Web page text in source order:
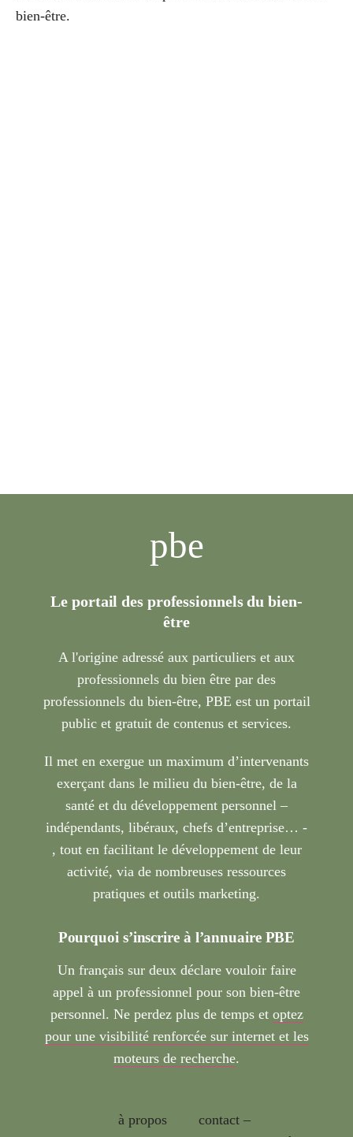
bien-être.
pbe
Le portail des professionnels du bien-
être
A l'origine adressé aux particuliers et aux
professionnels du bien être par des
professionnels du bien-être, PBE est un portail
public et gratuit de contenus et services.
Il met en exergue un maximum d’intervenants
exerçant dans le milieu du bien-être, de la
santé et du développement personnel –
indépendants, libéraux, chefs d’entreprise… -
, tout en facilitant le développement de leur
activité, via de nombreuses ressources
pratiques et outils marketing.
Pourquoi s’inscrire à l’annuaire PBE
Un français sur deux déclare vouloir faire
appel à un professionnel pour son bien-être
personnel. Ne perdez plus de temps et optez
pour une visibilité renforcée sur internet et les
moteurs de recherche.
à propos
contact –